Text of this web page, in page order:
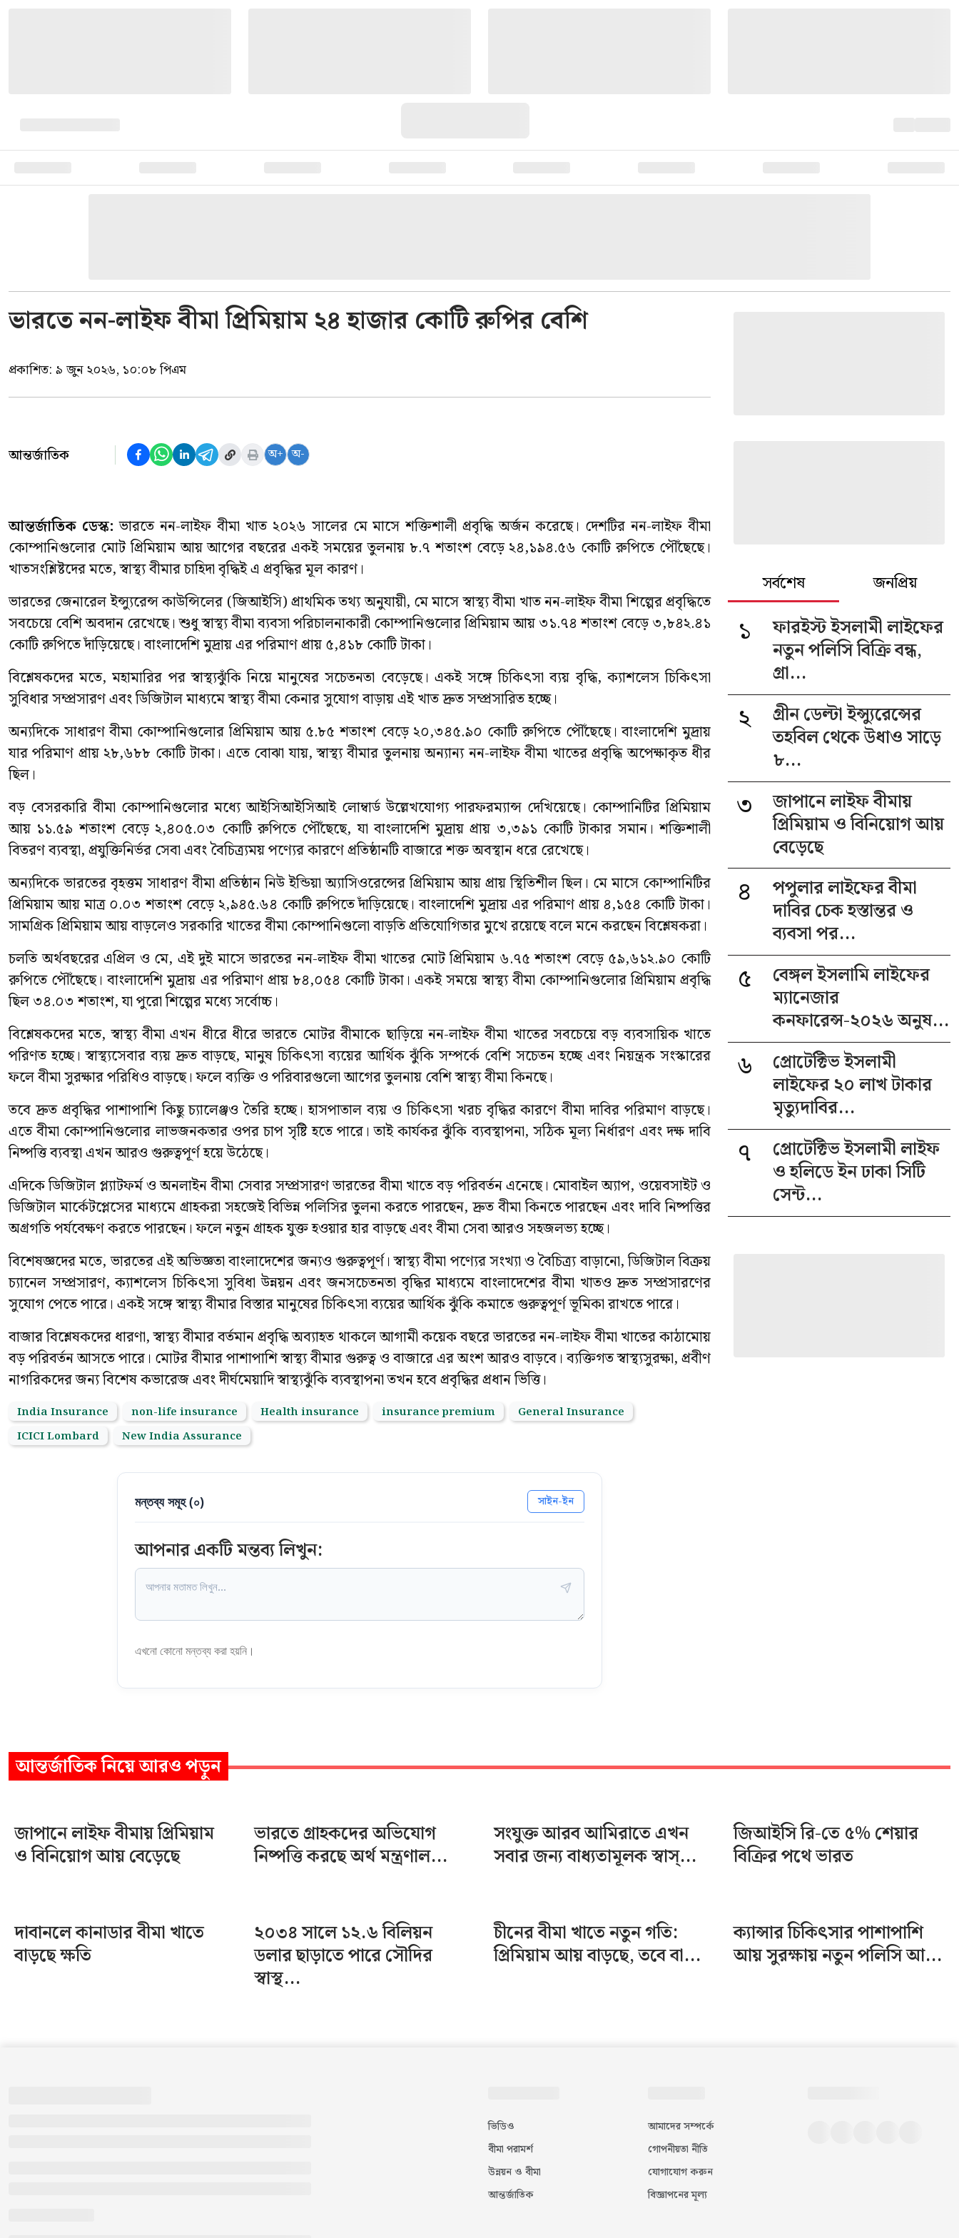
ভারতে নন-লাইফ বীমা প্রিমিয়াম ২৪ হাজার কোটি রুপির বেশি
প্রকাশিত: ৯ জুন ২০২৬, ১০:০৮ পিএম
আন্তর্জাতিক অ+ অ-
আন্তর্জাতিক ডেস্ক: ভারতে নন-লাইফ বীমা খাত ২০২৬ সালের মে মাসে শক্তিশালী প্রবৃদ্ধি অর্জন করেছে। দেশটির নন-লাইফ বীমা
কোম্পানিগুলোর মোট প্রিমিয়াম আয় আগের বছরের একই সময়ের তুলনায় ৮.৭ শতাংশ বেড়ে ২৪,১৯৪.৫৬ কোটি রুপিতে পৌঁছেছে।
খাতসংশ্লিষ্টদের মতে, স্বাস্থ্য বীমার চাহিদা বৃদ্ধিই এ প্রবৃদ্ধির মূল কারণ।
ভারতের জেনারেল ইন্স্যুরেন্স কাউন্সিলের (জিআইসি) প্রাথমিক তথ্য অনুযায়ী, মে মাসে স্বাস্থ্য বীমা খাত নন-লাইফ বীমা শিল্পের প্রবৃদ্ধিতে
সবচেয়ে বেশি অবদান রেখেছে। শুধু স্বাস্থ্য বীমা ব্যবসা পরিচালনাকারী কোম্পানিগুলোর প্রিমিয়াম আয় ৩১.৭৪ শতাংশ বেড়ে ৩,৮৪২.৪১
কোটি রুপিতে দাঁড়িয়েছে। বাংলাদেশি মুদ্রায় এর পরিমাণ প্রায় ৫,৪১৮ কোটি টাকা।
বিশ্লেষকদের মতে, মহামারির পর স্বাস্থ্যঝুঁকি নিয়ে মানুষের সচেতনতা বেড়েছে। একই সঙ্গে চিকিৎসা ব্যয় বৃদ্ধি, ক্যাশলেস চিকিৎসা
সুবিধার সম্প্রসারণ এবং ডিজিটাল মাধ্যমে স্বাস্থ্য বীমা কেনার সুযোগ বাড়ায় এই খাত দ্রুত সম্প্রসারিত হচ্ছে।
অন্যদিকে সাধারণ বীমা কোম্পানিগুলোর প্রিমিয়াম আয় ৫.৮৫ শতাংশ বেড়ে ২০,৩৪৫.৯০ কোটি রুপিতে পৌঁছেছে। বাংলাদেশি মুদ্রায়
যার পরিমাণ প্রায় ২৮,৬৮৮ কোটি টাকা। এতে বোঝা যায়, স্বাস্থ্য বীমার তুলনায় অন্যান্য নন-লাইফ বীমা খাতের প্রবৃদ্ধি অপেক্ষাকৃত ধীর
ছিল।
বড় বেসরকারি বীমা কোম্পানিগুলোর মধ্যে আইসিআইসিআই লোম্বার্ড উল্লেখযোগ্য পারফরম্যান্স দেখিয়েছে। কোম্পানিটির প্রিমিয়াম
আয় ১১.৫৯ শতাংশ বেড়ে ২,৪০৫.০৩ কোটি রুপিতে পৌঁছেছে, যা বাংলাদেশি মুদ্রায় প্রায় ৩,৩৯১ কোটি টাকার সমান। শক্তিশালী
বিতরণ ব্যবস্থা, প্রযুক্তিনির্ভর সেবা এবং বৈচিত্র্যময় পণ্যের কারণে প্রতিষ্ঠানটি বাজারে শক্ত অবস্থান ধরে রেখেছে।
অন্যদিকে ভারতের বৃহত্তম সাধারণ বীমা প্রতিষ্ঠান নিউ ইন্ডিয়া অ্যাসিওরেন্সের প্রিমিয়াম আয় প্রায় স্থিতিশীল ছিল। মে মাসে কোম্পানিটির
প্রিমিয়াম আয় মাত্র ০.০৩ শতাংশ বেড়ে ২,৯৪৫.৬৪ কোটি রুপিতে দাঁড়িয়েছে। বাংলাদেশি মুদ্রায় এর পরিমাণ প্রায় ৪,১৫৪ কোটি টাকা।
সামগ্রিক প্রিমিয়াম আয় বাড়লেও সরকারি খাতের বীমা কোম্পানিগুলো বাড়তি প্রতিযোগিতার মুখে রয়েছে বলে মনে করছেন বিশ্লেষকরা।
চলতি অর্থবছরের এপ্রিল ও মে, এই দুই মাসে ভারতের নন-লাইফ বীমা খাতের মোট প্রিমিয়াম ৬.৭৫ শতাংশ বেড়ে ৫৯,৬১২.৯০ কোটি
রুপিতে পৌঁছেছে। বাংলাদেশি মুদ্রায় এর পরিমাণ প্রায় ৮৪,০৫৪ কোটি টাকা। একই সময়ে স্বাস্থ্য বীমা কোম্পানিগুলোর প্রিমিয়াম প্রবৃদ্ধি
ছিল ৩৪.০৩ শতাংশ, যা পুরো শিল্পের মধ্যে সর্বোচ্চ।
বিশ্লেষকদের মতে, স্বাস্থ্য বীমা এখন ধীরে ধীরে ভারতে মোটর বীমাকে ছাড়িয়ে নন-লাইফ বীমা খাতের সবচেয়ে বড় ব্যবসায়িক খাতে
পরিণত হচ্ছে। স্বাস্থ্যসেবার ব্যয় দ্রুত বাড়ছে, মানুষ চিকিৎসা ব্যয়ের আর্থিক ঝুঁকি সম্পর্কে বেশি সচেতন হচ্ছে এবং নিয়ন্ত্রক সংস্কারের
ফলে বীমা সুরক্ষার পরিধিও বাড়ছে। ফলে ব্যক্তি ও পরিবারগুলো আগের তুলনায় বেশি স্বাস্থ্য বীমা কিনছে।
তবে দ্রুত প্রবৃদ্ধির পাশাপাশি কিছু চ্যালেঞ্জও তৈরি হচ্ছে। হাসপাতাল ব্যয় ও চিকিৎসা খরচ বৃদ্ধির কারণে বীমা দাবির পরিমাণ বাড়ছে।
এতে বীমা কোম্পানিগুলোর লাভজনকতার ওপর চাপ সৃষ্টি হতে পারে। তাই কার্যকর ঝুঁকি ব্যবস্থাপনা, সঠিক মূল্য নির্ধারণ এবং দক্ষ দাবি
নিষ্পত্তি ব্যবস্থা এখন আরও গুরুত্বপূর্ণ হয়ে উঠেছে।
এদিকে ডিজিটাল প্ল্যাটফর্ম ও অনলাইন বীমা সেবার সম্প্রসারণ ভারতের বীমা খাতে বড় পরিবর্তন এনেছে। মোবাইল অ্যাপ, ওয়েবসাইট ও
ডিজিটাল মার্কেটপ্লেসের মাধ্যমে গ্রাহকরা সহজেই বিভিন্ন পলিসির তুলনা করতে পারছেন, দ্রুত বীমা কিনতে পারছেন এবং দাবি নিষ্পত্তির
অগ্রগতি পর্যবেক্ষণ করতে পারছেন। ফলে নতুন গ্রাহক যুক্ত হওয়ার হার বাড়ছে এবং বীমা সেবা আরও সহজলভ্য হচ্ছে।
বিশেষজ্ঞদের মতে, ভারতের এই অভিজ্ঞতা বাংলাদেশের জন্যও গুরুত্বপূর্ণ। স্বাস্থ্য বীমা পণ্যের সংখ্যা ও বৈচিত্র্য বাড়ানো, ডিজিটাল বিক্রয়
চ্যানেল সম্প্রসারণ, ক্যাশলেস চিকিৎসা সুবিধা উন্নয়ন এবং জনসচেতনতা বৃদ্ধির মাধ্যমে বাংলাদেশের বীমা খাতও দ্রুত সম্প্রসারণের
সুযোগ পেতে পারে। একই সঙ্গে স্বাস্থ্য বীমার বিস্তার মানুষের চিকিৎসা ব্যয়ের আর্থিক ঝুঁকি কমাতে গুরুত্বপূর্ণ ভূমিকা রাখতে পারে।
বাজার বিশ্লেষকদের ধারণা, স্বাস্থ্য বীমার বর্তমান প্রবৃদ্ধি অব্যাহত থাকলে আগামী কয়েক বছরে ভারতের নন-লাইফ বীমা খাতের কাঠামোয়
বড় পরিবর্তন আসতে পারে। মোটর বীমার পাশাপাশি স্বাস্থ্য বীমার গুরুত্ব ও বাজারে এর অংশ আরও বাড়বে। ব্যক্তিগত স্বাস্থ্যসুরক্ষা, প্রবীণ
নাগরিকদের জন্য বিশেষ কভারেজ এবং দীর্ঘমেয়াদি স্বাস্থ্যঝুঁকি ব্যবস্থাপনা তখন হবে প্রবৃদ্ধির প্রধান ভিত্তি।
India Insurance non-life insurance Health insurance insurance premium
General Insurance
ICICI Lombard
New India Assurance
মন্তব্য সমূহ (০) সাইন-ইন
আপনার একটি মন্তব্য লিখুন:
এখনো কোনো মন্তব্য করা হয়নি।
সর্বশেষ জনপ্রিয়
১
ফারইস্ট ইসলামী লাইফের
নতুন পলিসি বিক্রি বন্ধ,
গ্রা...
২
গ্রীন ডেল্টা ইন্স্যুরেন্সের
তহবিল থেকে উধাও সাড়ে
৮...
৩
জাপানে লাইফ বীমায়
প্রিমিয়াম ও বিনিয়োগ আয়
বেড়েছে
৪
পপুলার লাইফের বীমা
দাবির চেক হস্তান্তর ও
ব্যবসা পর...
৫
বেঙ্গল ইসলামি লাইফের
ম্যানেজার
কনফারেন্স-২০২৬ অনুষ...
৬
প্রোটেক্টিভ ইসলামী
লাইফের ২০ লাখ টাকার
মৃত্যুদাবির...
৭
প্রোটেক্টিভ ইসলামী লাইফ
ও হলিডে ইন ঢাকা সিটি
সেন্ট...
আন্তর্জাতিকনিয়ে আরও পড়ুন
জাপানে লাইফ বীমায় প্রিমিয়াম
ও বিনিয়োগ আয় বেড়েছে
ভারতে গ্রাহকদের অভিযোগ
নিষ্পত্তি করছে অর্থ মন্ত্রণাল...
সংযুক্ত আরব আমিরাতে এখন
সবার জন্য বাধ্যতামূলক স্বাস্...
জিআইসি রি-তে ৫% শেয়ার
বিক্রির পথে ভারত
দাবানলে কানাডার বীমা খাতে
বাড়ছে ক্ষতি
২০৩৪ সালে ১২.৬ বিলিয়ন
ডলার ছাড়াতে পারে সৌদির
স্বাস্থ...
চীনের বীমা খাতে নতুন গতি:
প্রিমিয়াম আয় বাড়ছে, তবে বা...
ক্যান্সার চিকিৎসার পাশাপাশি
আয় সুরক্ষায় নতুন পলিসি আ...
ভিডিও
বীমা পরামর্শ
উন্নয়ন ও বীমা
আন্তর্জাতিক
আমাদের সম্পর্কে
গোপনীয়তা নীতি
যোগাযোগ করুন
বিজ্ঞাপনের মূল্য